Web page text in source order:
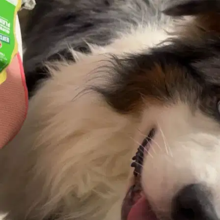
assistance 24h/24 et 7j/7 ; ce n’est pas une police d’assurance).
Estimez le prix de votre réservation
Estimation pour une réservation typique — prix final pour le
propriétaire
promenades5 promenades
15 €/promenade (prix typique) × 5 promenades
Selon le pet sitter, entre 50 € et 75 €
Le prix dépend du pet sitter, de la taille de votre animal et des dates.
Calculé sur la base du prix typique à La Roche-sur-Yon ; chaque pet
sitter fixe son propre tarif. Inclut les frais de service et la garantie
% de pet sitters pour ce service à La Roche-sur-Yon
Chats